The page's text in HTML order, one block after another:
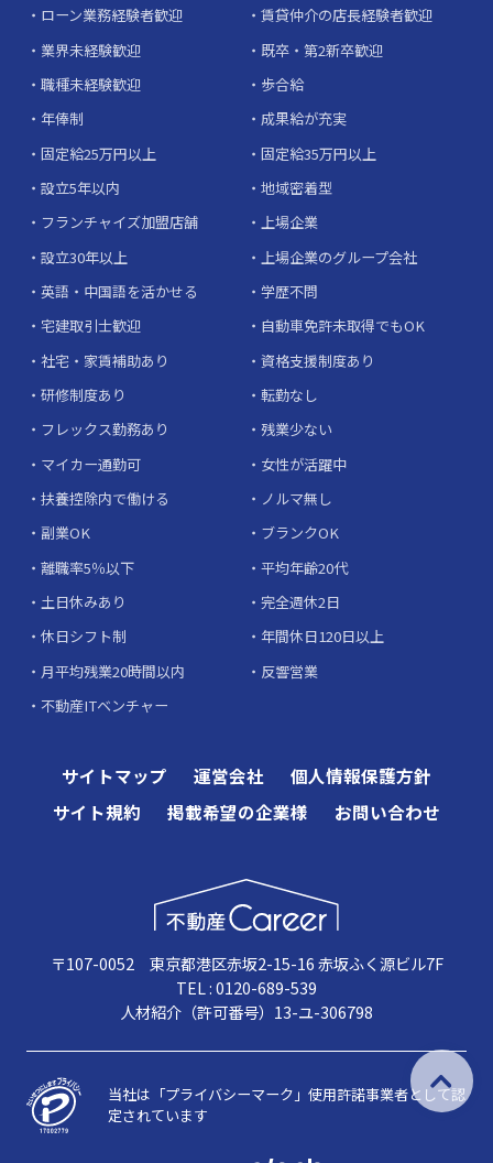
ローン業務経験者歓迎
賃貸仲介の店長経験者歓迎
業界未経験歓迎
既卒・第2新卒歓迎
職種未経験歓迎
歩合給
年俸制
成果給が充実
固定給25万円以上
固定給35万円以上
設立5年以内
地域密着型
フランチャイズ加盟店舗
上場企業
設立30年以上
上場企業のグループ会社
英語・中国語を活かせる
学歴不問
宅建取引士歓迎
自動車免許未取得でもOK
社宅・家賃補助あり
資格支援制度あり
研修制度あり
転勤なし
フレックス勤務あり
残業少ない
マイカー通勤可
女性が活躍中
扶養控除内で働ける
ノルマ無し
副業OK
ブランクOK
離職率5％以下
平均年齢20代
土日休みあり
完全週休2日
休日シフト制
年間休日120日以上
月平均残業20時間以内
反響営業
不動産ITベンチャー
サイトマップ 運営会社
個人情報保護方針
サイト規約
掲載希望の企業様 お問い合わせ
〒107-0052 東京都港区赤坂2-15-16 赤坂ふく源ビル7F
TEL : 0120-689-539
人材紹介（許可番号）13-ユ-306798
当社は「プライバシーマーク」使用許諾事業者として認
定されています